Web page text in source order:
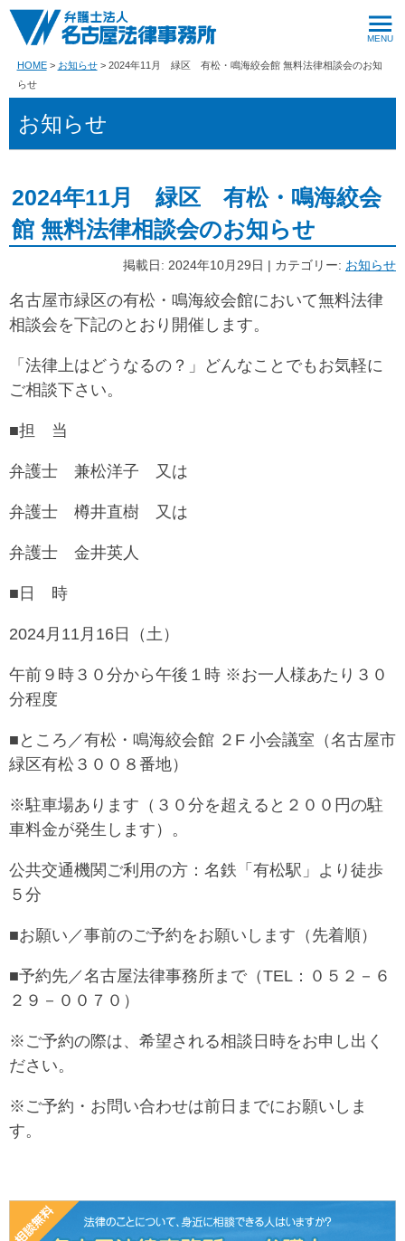
HOME お知らせ
2024年11月 緑区 有松・鳴海絞会館 無料法律相談会のお知
らせ
お知らせ
2024年11月 緑区 有松・鳴海絞会
館 無料法律相談会のお知らせ
掲載日: 2024年10月29日 | カテゴリー: お知らせ
名古屋市緑区の有松・鳴海絞会館において無料法律
相談会を下記のとおり開催します。
「法律上はどうなるの？」どんなことでもお気軽に
ご相談下さい。
■担 当
弁護士 兼松洋子 又は
弁護士 樽井直樹 又は
弁護士 金井英人
■日 時
2024月11月16日（土）
午前９時３０分から午後１時 ※お一人様あたり３０
分程度
■ところ／有松・鳴海絞会館 ２F 小会議室（名古屋市
緑区有松３００８番地）
※駐車場あります（３０分を超えると２００円の駐
車料金が発生します）。
公共交通機関ご利用の方：名鉄「有松駅」より徒歩
５分
■お願い／事前のご予約をお願いします（先着順）
■予約先／名古屋法律事務所まで（TEL：０５２－６
２９－００７０）
※ご予約の際は、希望される相談日時をお申し出く
ださい。
※ご予約・お問い合わせは前日までにお願いしま
す。